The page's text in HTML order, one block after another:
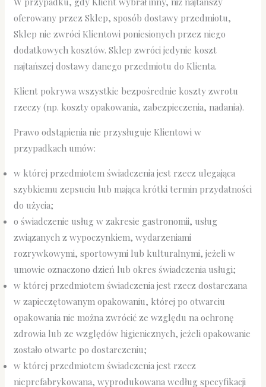
oferowany przez Sklep, sposób dostawy przedmiotu,
Sklep nie zwróci Klientowi poniesionych przez niego
dodatkowych kosztów. Sklep zwróci jedynie koszt
najtańszej dostawy danego przedmiotu do Klienta.
Klient pokrywa wszystkie bezpośrednie koszty zwrotu
rzeczy (np. koszty opakowania, zabezpieczenia, nadania).
Prawo odstąpienia nie przysługuje Klientowi w
przypadkach umów:
w której przedmiotem świadczenia jest rzecz ulegająca
szybkiemu zepsuciu lub mająca krótki termin przydatności
do użycia;
o świadczenie usług w zakresie gastronomii, usług
związanych z wypoczynkiem, wydarzeniami
rozrywkowymi, sportowymi lub kulturalnymi, jeżeli w
umowie oznaczono dzień lub okres świadczenia usługi;
w której przedmiotem świadczenia jest rzecz dostarczana
w zapieczętowanym opakowaniu, której po otwarciu
opakowania nie można zwrócić ze względu na ochronę
zdrowia lub ze względów higienicznych, jeżeli opakowanie
zostało otwarte po dostarczeniu;
w której przedmiotem świadczenia jest rzecz
nieprefabrykowana, wyprodukowana według specyfikacji